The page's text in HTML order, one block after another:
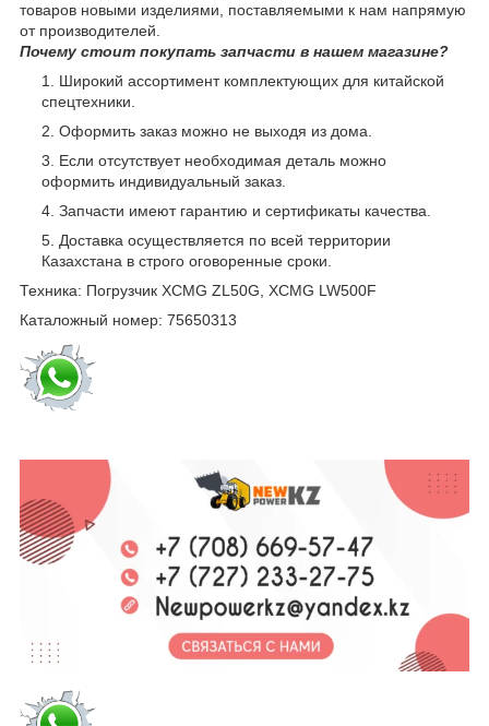
товаров новыми изделиями, поставляемыми к нам напрямую
от производителей.
Почему стоит покупать запчасти в нашем магазине?
Широкий ассортимент комплектующих для китайской
спецтехники.
Оформить заказ можно не выходя из дома.
Если отсутствует необходимая деталь можно
оформить индивидуальный заказ.
Запчасти имеют гарантию и сертификаты качества.
Доставка осуществляется по всей территории
Казахстана в строго оговоренные сроки.
Техника: Погрузчик XCMG ZL50G, XCMG LW500F
Каталожный номер: 75650313